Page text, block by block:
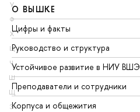
У
Ф
Х
Ц
Ч
Ш
Щ
Э
О ВЫШКЕ
Цифры и факты
Руководство и структура
Устойчивое развитие в НИУ ВШЭ
Преподаватели и сотрудники
Корпуса и общежития